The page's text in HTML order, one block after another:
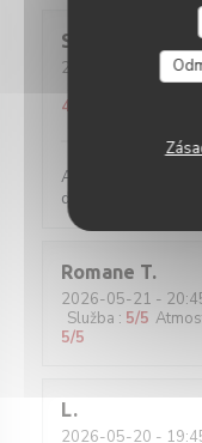
Sylviane
2026-05-25
-
4
Accueil parfait.
délicieux et
Romane T
2026-05-21 -
Služba : 5/5
5/5
L
2026-05-20 -